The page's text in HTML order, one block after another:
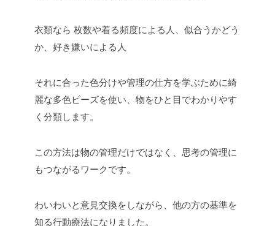
衣類なら 枚数や着る頻度による人、似合うかどう
か、好き嫌いによる人
それに合った色分けや管理の仕方を学ぶために綺
麗な多色ビーズを使い、物をひと目でわかりやす
く分類します。
この方法は物の管理だけではなく、思考の管理に
もつながるワークです。
わいわいと意見交換をしながら、他の方の基準を
知る行動療法になりました。